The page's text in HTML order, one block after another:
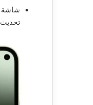
تحديث 120 هرتز